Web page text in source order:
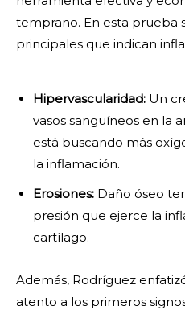
temprano. En esta prueba
principales que indican
Hipervascularidad: Un
vasos sanguíneos en la
está buscando más
la inflamación.
Erosiones: Daño óseo
presión que ejerce la
cartílago.
Además, Rodríguez
atento a los primeros